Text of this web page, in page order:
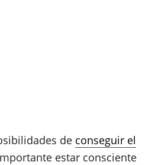
de conseguir el
estar consciente